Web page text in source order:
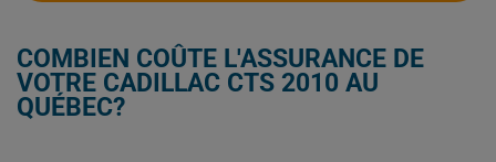
COMBIEN COÛTE L'ASSURANCE DE
VOTRE CADILLAC CTS 2010 AU
QUÉBEC?